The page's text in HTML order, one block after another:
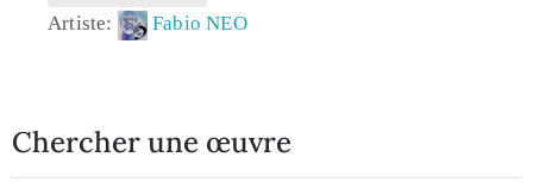
Artiste:
Fabio NEO
Chercher une œuvre